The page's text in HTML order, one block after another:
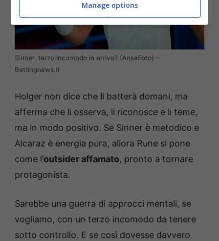
Sinner, terzo incomodo in arrivo? (AnsaFoto) –
Bettingnews.it
Holger non dice che li batterà domani, ma
afferma che li osserva, li riconosce e li teme,
ma in modo positivo. Se Sinner è metodico e
Alcaraz è energia pura, allora Rune si pone
come l’outsider affamato, pronto a tornare
protagonista.
Sarebbe una guerra di approcci mentali, se
vogliamo, con un terzo incomodo da tenere
sotto controllo. E se così dovesse davvero
Manage options